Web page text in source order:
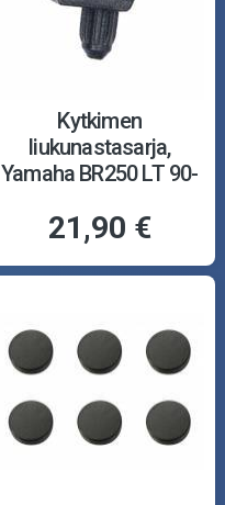
Kytkimen
liukunastasarja,
Yamaha BR250 LT 90-
21,90 €